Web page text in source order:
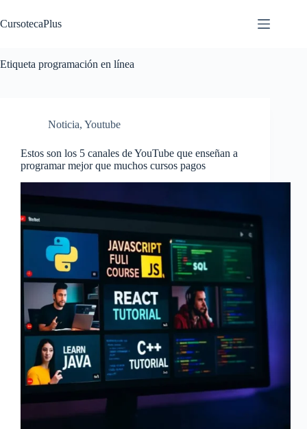
al
contenido
CursotecaPlus
Etiqueta programación en línea
Noticia, Youtube
Estos son los 5 canales de YouTube que enseñan a
programar mejor que muchos cursos pagos